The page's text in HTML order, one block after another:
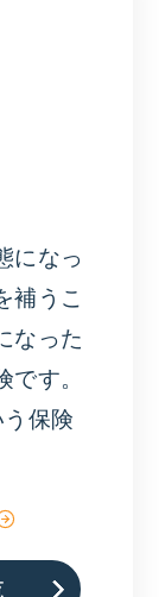
になっ
補うこ
なった
す。
保険